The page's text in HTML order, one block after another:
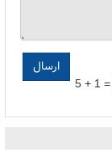
5 + 1 =